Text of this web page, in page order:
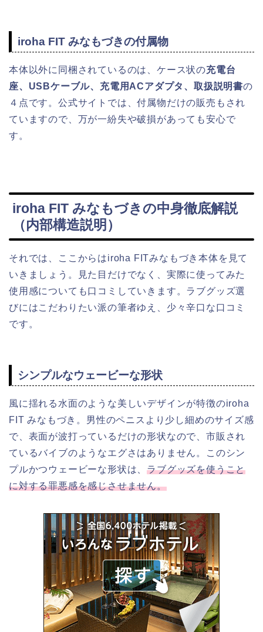
iroha FIT みなもづきの付属物
本体以外に同梱されているのは、ケース状の充電台
座、USBケーブル、充電用ACアダプタ、取扱説明書の
４点です。公式サイトでは、付属物だけの販売もされ
ていますので、万が一紛失や破損があっても安心で
す。
iroha FIT みなもづきの中身徹底解説
（内部構造説明）
それでは、ここからはiroha FITみなもづき本体を見て
いきましょう。見た目だけでなく、実際に使ってみた
使用感についても口コミしていきます。ラブグッズ選
びにはこだわりたい派の筆者ゆえ、少々辛口な口コミ
です。
シンプルなウェービーな形状
風に揺れる水面のような美しいデザインが特徴のiroha
FIT みなもづき。男性のペニスより少し細めのサイズ感
で、表面が波打っているだけの形状なので、市販され
ているバイブのようなエグさはありません。このシン
プルかつウェービーな形状は、ラブグッズを使うこと
に対する罪悪感を感じさせません。